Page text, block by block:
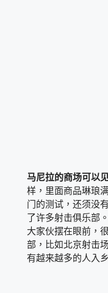
马尼拉的商场可以
样，里面商品琳琅
门的测试，还须没
了许多射击俱乐部
大家伙摆在眼前，
部，比如北京射击
有越来越多的人入